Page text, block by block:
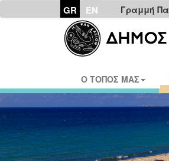
GR EN Γραμμή
Ο ΤΟΠΟΣ ΜΑΣ